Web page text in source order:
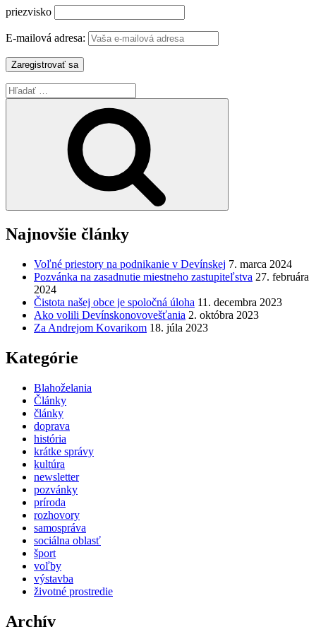
priezvisko
E-mailová adresa:
Hľadať:
Najnovšie články
Voľné priestory na podnikanie v Devínskej 7. marca 2024
Pozvánka na zasadnutie miestneho zastupiteľstva 27. februára
2024
Čistota našej obce je spoločná úloha 11. decembra 2023
Ako volili Devínskonovovešťania 2. októbra 2023
Za Andrejom Kovarikom 18. júla 2023
Kategórie
Blahoželania
Články
články
doprava
história
krátke správy
kultúra
newsletter
pozvánky
príroda
rozhovory
samospráva
sociálna oblasť
šport
voľby
výstavba
životné prostredie
Archív